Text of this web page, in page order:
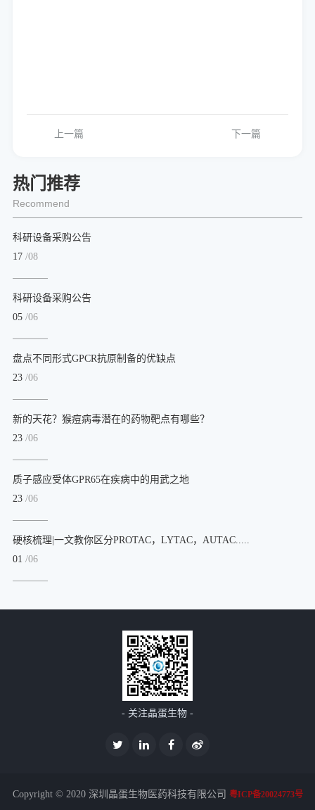
上一篇 下一篇
热门推荐
Recommend
科研设备采购公告
17 /08
科研设备采购公告
05 /06
盘点不同形式GPCR抗原制备的优缺点
23 /06
新的天花？猴痘病毒潜在的药物靶点有哪些？
23 /06
质子感应受体GPR65在疾病中的用武之地
23 /06
硬核梳理|一文教你区分PROTAC，LYTAC，AUTAC.....
01 /06
- 关注晶蛋生物 -
Copyright © 2020 深圳晶蛋生物医药科技有限公司 粤ICP备20024773号